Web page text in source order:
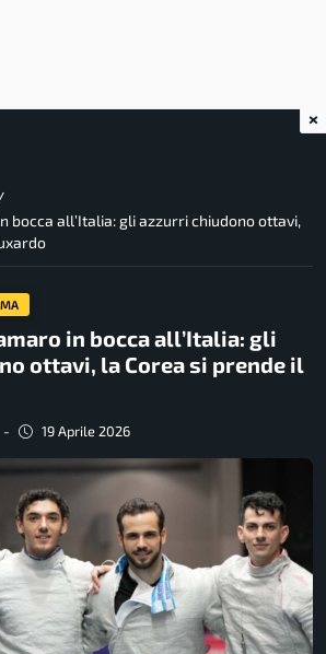
bocca all’Italia: gli azzurri chiudono ottavi,
in bocca all’Italia: gli
ottavi, la Corea si prende il
- 19 Aprile 2026
×